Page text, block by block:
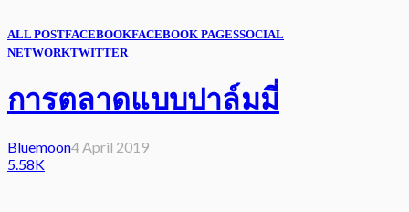
ALL POSTFACEBOOKFACEBOOK PAGESSOCIAL
NETWORKTWITTER
การตลาดแบบปาล์มมี่
Bluemoon4 April 2019
5.58K